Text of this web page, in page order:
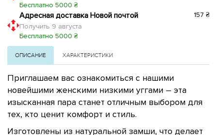
Бесплатно 5000 ₴
Адресная доставка Новой почтой
Получить 9 августа
Бесплатно 5000 ₴
157 ₴
ОПИСАНИЕ ХАРАКТЕРИСТИКИ
Приглашаем вас ознакомиться с нашими
новейшими женскими низкими уггами – эта
изысканная пара станет отличным выбором для
тех, кто ценит комфорт и стиль.
Изготовлены из натуральной замши, что делает